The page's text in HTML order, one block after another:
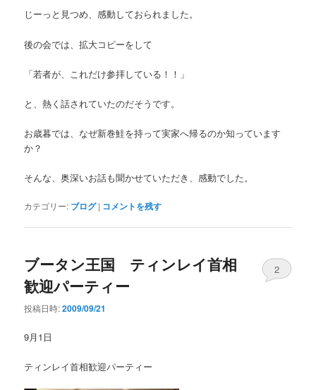
じーっと見つめ、感動しておられました。
後の会では、拡大コピーをして
「若者が、これだけ参拝している！！」
と、熱く話されていたのだそうです。
お歳暮では、なぜ新巻鮭を持って実家へ帰るのか知っています
か？
そんな、奥深いお話も聞かせていただき、感動でした。
カテゴリー: ブログ | コメントを残す
ブータン王国 ティンレイ首相
歓迎パーティー
投稿日時:2009/09/21
2
9月1日
ティンレイ首相歓迎パーティー